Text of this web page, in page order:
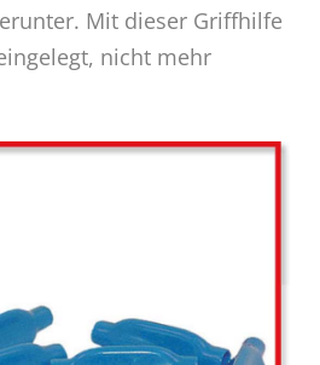
Mit dieser Griffhilfe
nicht mehr